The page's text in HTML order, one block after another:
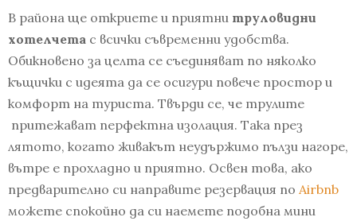
В района ще откриете и приятни труловидни
хотелчета с всички съвременни удобства.
Обикновено за целта се съединяват по няколко
къщички с идеята да се осигури повече простор и
комфорт на туриста. Твърди се, че трулите
притежават перфектна изолация. Така през
лятото, когато живакът неудържимо пълзи нагоре,
вътре е прохладно и приятно. Освен това, ако
предварително си направите резервация по Airbnb
можете спокойно да си наемете подобна мини